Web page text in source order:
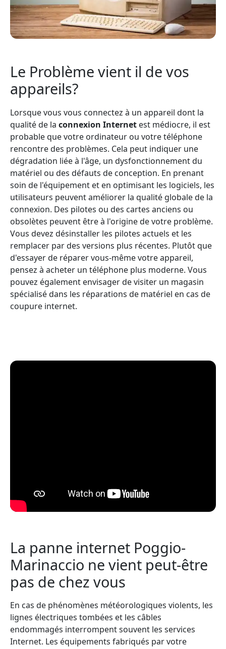
Le Problème vient il de vos
appareils?
Lorsque vous vous connectez à un appareil dont la
qualité de la connexion Internet est médiocre, il est
probable que votre ordinateur ou votre téléphone
rencontre des problèmes. Cela peut indiquer une
dégradation liée à l'âge, un dysfonctionnement du
matériel ou des défauts de conception. En prenant
soin de l'équipement et en optimisant les logiciels, les
utilisateurs peuvent améliorer la qualité globale de la
connexion. Des pilotes ou des cartes anciens ou
obsolètes peuvent être à l'origine de votre problème.
Vous devez désinstaller les pilotes actuels et les
remplacer par des versions plus récentes. Plutôt que
d'essayer de réparer vous-même votre appareil,
pensez à acheter un téléphone plus moderne. Vous
pouvez également envisager de visiter un magasin
spécialisé dans les réparations de matériel en cas de
coupure internet.
La panne internet Poggio-
Marinaccio ne vient peut-être
pas de chez vous
En cas de phénomènes météorologiques violents, les
lignes électriques tombées et les câbles
endommagés interrompent souvent les services
Internet. Les équipements fabriqués par votre